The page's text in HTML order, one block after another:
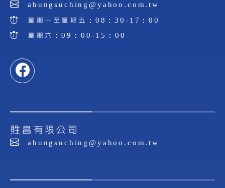
ahungsuching@yahoo.com.tw
星期一至星期五：08：30-17：00
星期六：09：00-15：00
貹昌有限公司
ahungsuching@yahoo.com.tw